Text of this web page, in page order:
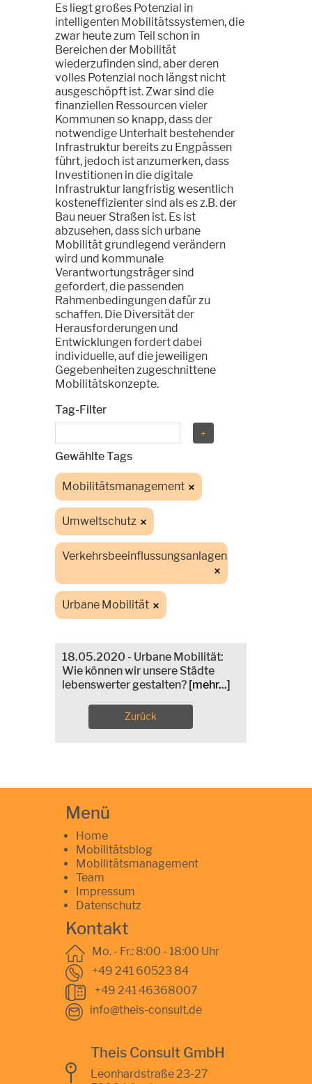
Es liegt großes Potenzial in
intelligenten Mobilitätssystemen, die
zwar heute zum Teil schon in
Bereichen der Mobilität
wiederzufinden sind, aber deren
volles Potenzial noch längst nicht
ausgeschöpft ist. Zwar sind die
finanziellen Ressourcen vieler
Kommunen so knapp, dass der
notwendige Unterhalt bestehender
Infrastruktur bereits zu Engpässen
führt, jedoch ist anzumerken, dass
Investitionen in die digitale
Infrastruktur langfristig wesentlich
kosteneffizienter sind als es z.B. der
Bau neuer Straßen ist. Es ist
abzusehen, dass sich urbane
Mobilität grundlegend verändern
wird und kommunale
Verantwortungsträger sind
gefordert, die passenden
Rahmenbedingungen dafür zu
schaffen. Die Diversität der
Herausforderungen und
Entwicklungen fordert dabei
individuelle, auf die jeweiligen
Gegebenheiten zugeschnittene
Mobilitätskonzepte.
Tag-Filter
Gewählte Tags
Mobilitätsmanagement
Umweltschutz
Verkehrsbeeinflussungsanlagen
Urbane Mobilität
18.05.2020 - Urbane Mobilität:
Wie können wir unsere Städte
lebenswerter gestalten? [mehr...]
Zurück
Menü
Home
Mobilitätsblog
Mobilitätsmanagement
Team
Impressum
Datenschutz
Kontakt
Mo. - Fr.: 8:00 - 18:00 Uhr
+49 241 60523 84
+49 241 46368007
info@theis-consult.de
Theis Consult GmbH
Leonhardstraße 23-27